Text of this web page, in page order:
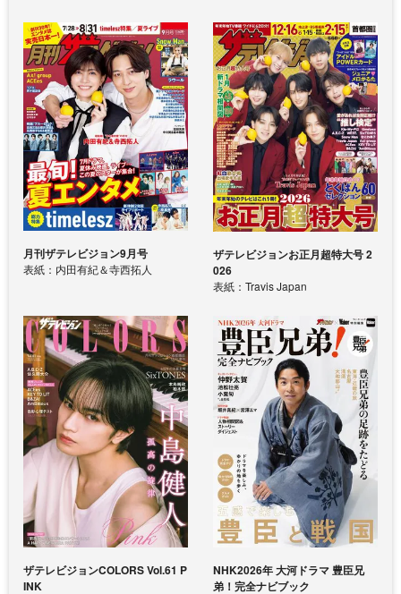
月刊ザテレビジョン9月号
表紙：内田有紀＆寺西拓人
ザテレビジョンお正月超特大号 2
026
表紙：Travis Japan
ザテレビジョンCOLORS Vol.61 P
INK
NHK2026年 大河ドラマ 豊臣兄
弟！完全ナビブック